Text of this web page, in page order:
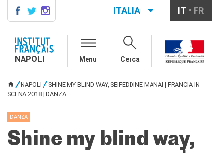
CONTACTS
CORSI DI FRANCESE
Come iscriversi ai corsi
Corsi per bambini e
ragazzi
ITALIA IT FR
NAPOLI Menu Cerca
TU SEI QUI
NAPOLI
SHINE MY BLIND WAY, SEIFEDDINE MANAI | FRANCIA IN
SCENA 2018 | DANZA
DANZA
Shine my blind way,